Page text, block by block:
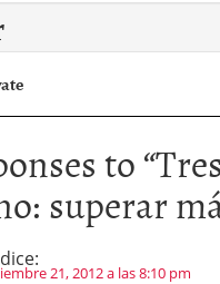
to “
superar
dice:
21, 2012 a las 8:10 pm